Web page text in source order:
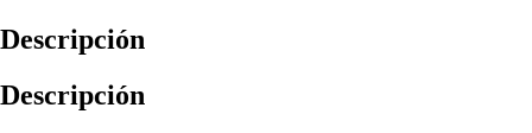
Descripción
Descripción